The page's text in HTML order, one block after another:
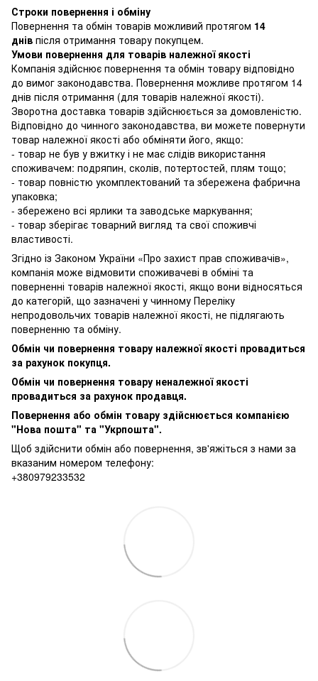
Строки повернення і обміну
Повернення та обмін товарів можливий протягом 14
днів після отримання товару покупцем.
Умови повернення для товарів належної якості
Компанія здійснює повернення та обмін товару відповідно
до вимог законодавства. Повернення можливе протягом 14
днів після отримання (для товарів належної якості).
Зворотна доставка товарів здійснюється за домовленістю.
Відповідно до чинного законодавства, ви можете повернути
товар належної якості або обміняти його, якщо:
- товар не був у вжитку і не має слідів використання
споживачем: подряпин, сколів, потертостей, плям тощо;
- товар повністю укомплектований та збережена фабрична
упаковка;
- збережено всі ярлики та заводське маркування;
- товар зберігає товарний вигляд та свої споживчі
властивості.
Згідно із Законом України «Про захист прав споживачів»,
компанія може відмовити споживачеві в обміні та
поверненні товарів належної якості, якщо вони відносяться
до категорій, що зазначені у чинному Переліку
непродовольчих товарів належної якості, не підлягають
поверненню та обміну.
Обмін чи повернення товару належної якості провадиться
за рахунок покупця.
Обмін чи повернення товару неналежної якості
провадиться за рахунок продавця.
Повернення або обмін товару здійснюється компанією
"Нова пошта" та "Укрпошта".
Щоб здійснити обмін або повернення, зв'яжіться з нами за
вказаним номером телефону:
+380979233532